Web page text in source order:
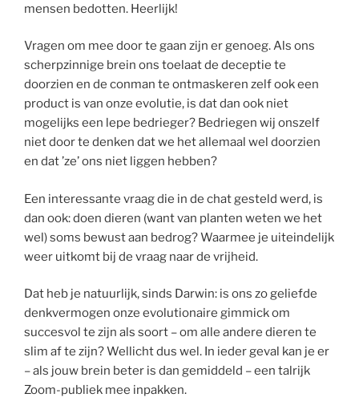
mensen bedotten. Heerlijk!
Vragen om mee door te gaan zijn er genoeg. Als ons
scherpzinnige brein ons toelaat de deceptie te
doorzien en de conman te ontmaskeren zelf ook een
product is van onze evolutie, is dat dan ook niet
mogelijks een lepe bedrieger? Bedriegen wij onszelf
niet door te denken dat we het allemaal wel doorzien
en dat ’ze’ ons niet liggen hebben?
Een interessante vraag die in de chat gesteld werd, is
dan ook: doen dieren (want van planten weten we het
wel) soms bewust aan bedrog? Waarmee je uiteindelijk
weer uitkomt bij de vraag naar de vrijheid.
Dat heb je natuurlijk, sinds Darwin: is ons zo geliefde
denkvermogen onze evolutionaire gimmick om
succesvol te zijn als soort – om alle andere dieren te
slim af te zijn? Wellicht dus wel. In ieder geval kan je er
– als jouw brein beter is dan gemiddeld – een talrijk
Zoom-publiek mee inpakken.